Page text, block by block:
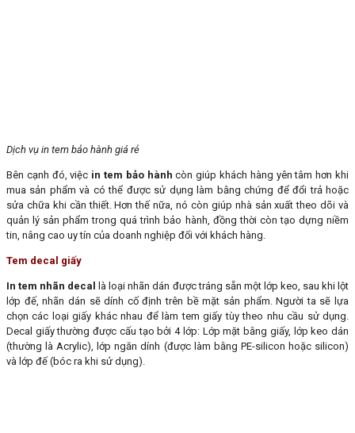
Dịch vụ in tem bảo hành giá rẻ
Bên cạnh đó, việc in tem bảo hành còn giúp khách hàng yên tâm hơn khi
mua sản phẩm và có thể được sử dụng làm bằng chứng để đổi trả hoặc
sửa chữa khi cần thiết. Hơn thế nữa, nó còn giúp nhà sản xuất theo dõi và
quản lý sản phẩm trong quá trình bảo hành, đồng thời còn tạo dựng niềm
tin, nâng cao uy tín của doanh nghiệp đối với khách hàng.
Tem decal giấy
In tem nhãn decal là loại nhãn dán được tráng sẵn một lớp keo, sau khi lột
lớp đế, nhãn dán sẽ dính cố định trên bề mặt sản phẩm. Người ta sẽ lựa
chọn các loại giấy khác nhau để làm tem giấy tùy theo nhu cầu sử dụng.
Decal giấy thường được cấu tạo bởi 4 lớp: Lớp mặt bằng giấy, lớp keo dán
(thường là Acrylic), lớp ngăn dính (được làm bằng PE-silicon hoặc silicon)
và lớp đế (bóc ra khi sử dụng).